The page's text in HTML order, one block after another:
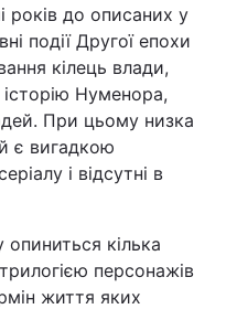
років до описаних у
події Другої епохи
кілець влади,
Нуменора,
При цьому низка
є вигадкою
і відсутні в
кілька
персонажів
життя яких